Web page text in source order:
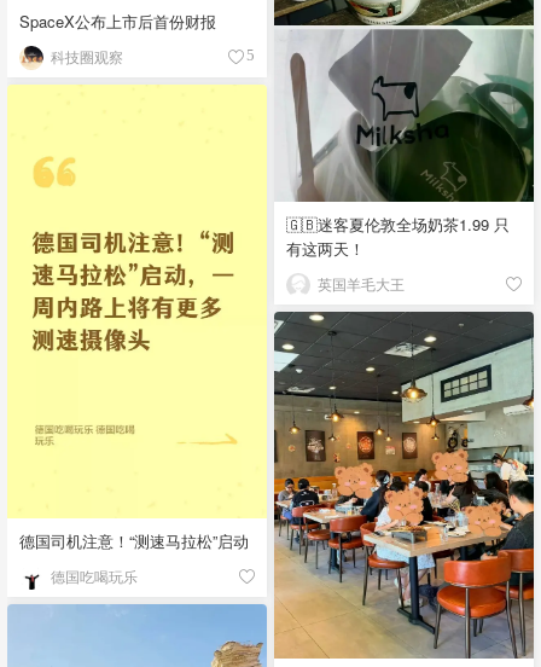
SpaceX公布上市后首份财报
科技圈观察 5
🇬🇧迷客夏伦敦全场奶茶1.99 只
有这两天！
英国羊毛大王
德国司机注意！“测速马拉松”启动
德国吃喝玩乐